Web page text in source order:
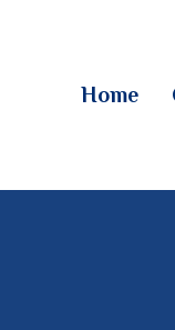
Home
MPE TV